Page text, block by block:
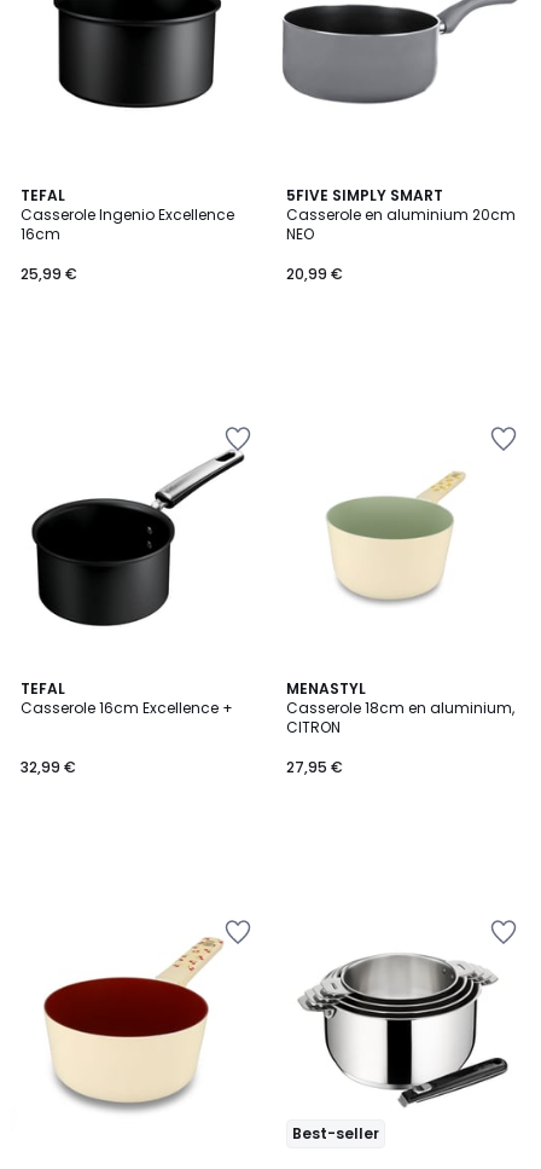
TEFAL
Casserole Ingenio Excellence
16cm
25,99 €
5FIVE SIMPLY SMART
Casserole en aluminium 20cm
NEO
20,99 €
TEFAL
Casserole 16cm Excellence +
32,99 €
MENASTYL
Casserole 18cm en aluminium,
CITRON
27,95 €
Best-seller